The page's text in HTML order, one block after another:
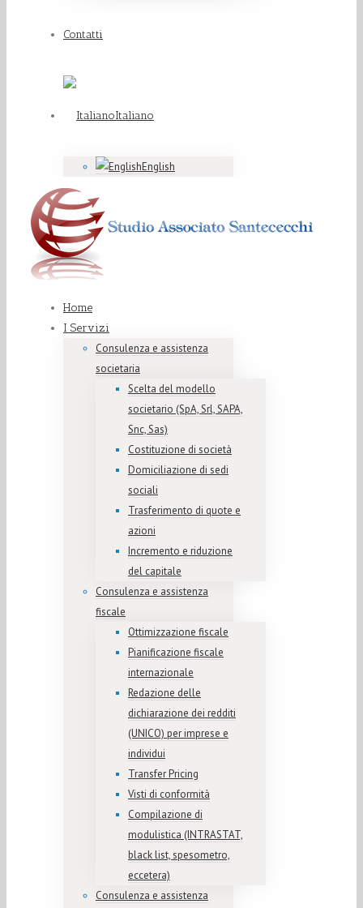
Contatti
Italiano
English
Home
I Servizi
Consulenza e assistenza
societaria
Scelta del modello
societario (SpA, Srl, SAPA,
Snc, Sas)
Costituzione di società
Domiciliazione di sedi
sociali
Trasferimento di quote e
azioni
Incremento e riduzione
del capitale
Consulenza e assistenza
fiscale
Ottimizzazione fiscale
Pianificazione fiscale
internazionale
Redazione delle
dichiarazione dei redditi
(UNICO) per imprese e
individui
Transfer Pricing
Visti di conformità
Compilazione di
modulistica (INTRASTAT,
black list, spesometro,
eccetera)
Consulenza e assistenza